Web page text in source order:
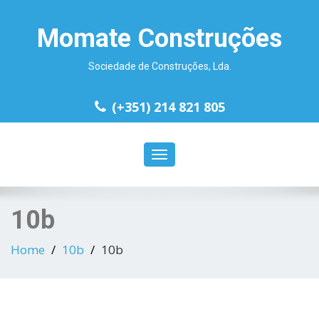
Momate Construções
Sociedade de Construções, Lda.
(+351) 214 821 805
Toggle
navigation
10b
Home 10b 10b